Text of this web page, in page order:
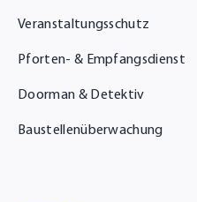
Veranstaltungsschutz
Pforten- & Empfangsdienst
Doorman & Detektiv
Baustellenüberwachung